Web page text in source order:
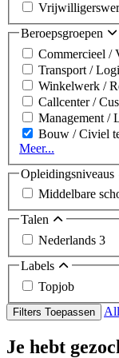
Beroepsgroepen
Commercieel /
Transport /
Winkelwerk /
Callcenter /
Management /
Bouw / Civiel
Meer...
Opleidingsniveaus
Middelbare
Talen
Nederlands 3
Labels
Topjob
Filters Toepassen
Je hebt